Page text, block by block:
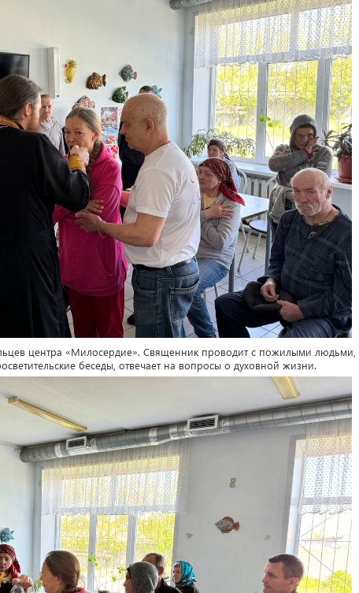
центра «Милосердие». Священник проводит с пожилыми людьми,
беседы, отвечает на вопросы о духовной жизни.